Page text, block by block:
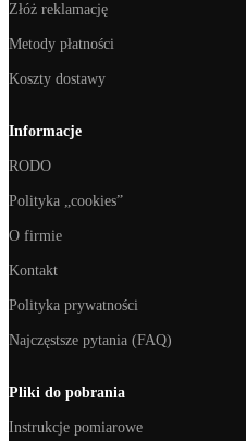
Złóż reklamację
Metody płatności
Koszty dostawy
Informacje
RODO
Polityka „cookies”
O firmie
Kontakt
Polityka prywatności
Najczęstsze pytania (FAQ)
Pliki do pobrania
Instrukcje pomiarowe